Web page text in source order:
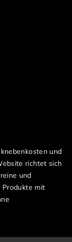
und
richtet sich
und
mit